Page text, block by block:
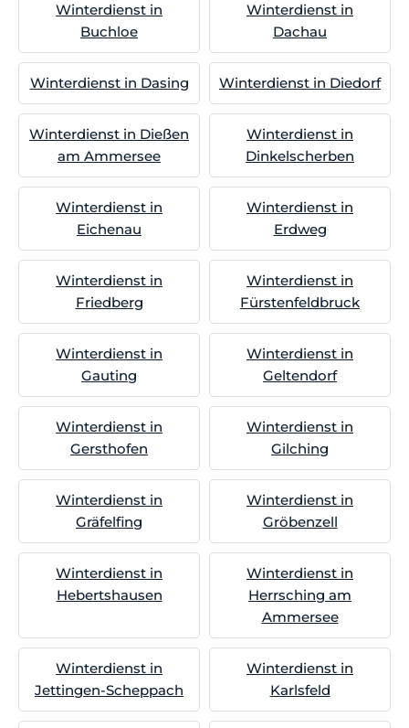
Winterdienst in
Buchloe
Winterdienst in
Dachau
Winterdienst in Dasing Winterdienst in Diedorf
Winterdienst in Dießen
am Ammersee
Winterdienst in
Dinkelscherben
Winterdienst in
Eichenau
Winterdienst in
Erdweg
Winterdienst in
Friedberg
Winterdienst in
Fürstenfeldbruck
Winterdienst in
Gauting
Winterdienst in
Geltendorf
Winterdienst in
Gersthofen
Winterdienst in
Gilching
Winterdienst in
Gräfelfing
Winterdienst in
Gröbenzell
Winterdienst in
Hebertshausen
Winterdienst in
Herrsching am
Ammersee
Winterdienst in
Jettingen-Scheppach
Winterdienst in
Karlsfeld